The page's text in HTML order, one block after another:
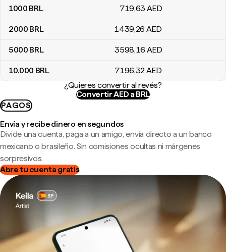
1000 BRL 719,63 AED
2000 BRL 1439,26 AED
5000 BRL 3598,16 AED
10.000 BRL 7196,32AED
¿Quieres convertir al revés?
Convertir AED a BRL
PAGOS
Envía y recibe dinero en segundos
Divide una cuenta, paga a un amigo, envía directo a un banco
mexicano o brasileño. Sin comisiones ocultas ni márgenes
sorpresivos.
Abre tu cuenta gratis